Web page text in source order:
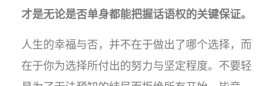
才是无论是否单身都能把握话语权的关键保证。
人生的幸福与否，并不在于做出了哪个选择，而
在于你为选择所付出的努力与坚定程度。不要轻